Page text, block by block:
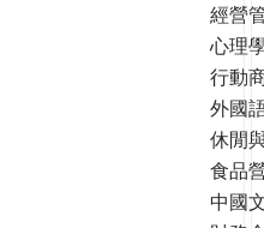
經營
心理
行動
外國
休閒
食品
中國